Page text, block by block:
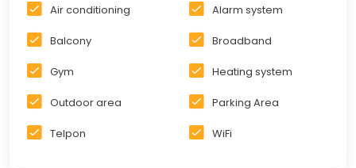
Air conditioning Alarm system
Balcony Broadband
Gym Heating system
Outdoor area Parking Area
Telpon WiFi